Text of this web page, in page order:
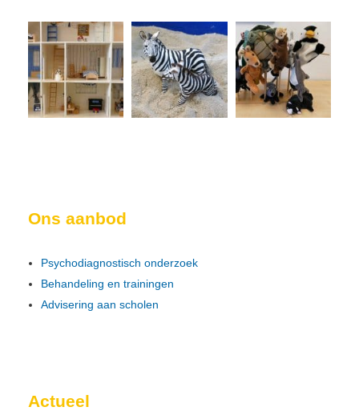
Ons aanbod
Psychodiagnostisch onderzoek
Behandeling en trainingen
Advisering aan scholen
Actueel